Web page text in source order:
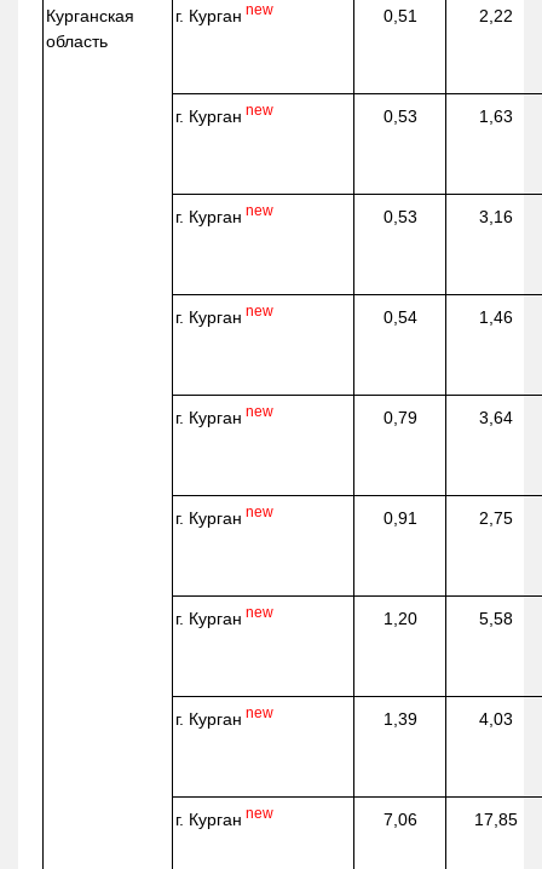
Курганская
область
г. Курган new 0,51 2,22
г. Курган new 0,53 1,63
г. Курган new 0,53 3,16
г. Курган new 0,54 1,46
г. Курган new 0,79 3,64
г. Курган new 0,91 2,75
г. Курган new 1,20 5,58
г. Курган new 1,39 4,03
г. Курган new 7,06 17,85